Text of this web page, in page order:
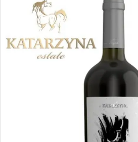
カテゴリーから選ぶ
価格から選ぶ